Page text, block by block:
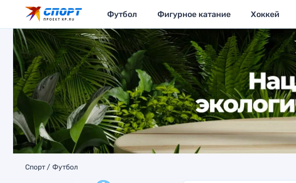
Футбол Фигурное катание Хоккей
Спорт Футбол